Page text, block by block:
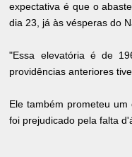
expectativa é que o
dia 23, já às vésperas do
"Essa elevatória é de
providências anteriores
Ele também prometeu
foi prejudicado pela falta